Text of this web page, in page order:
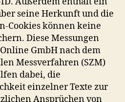
seine Herkunft und die
Cookies können keine
Diese Messungen
GmbH nach dem
Messverfahren (SZM)
dabei, die
einzelner Texte zur
Ansprüchen von